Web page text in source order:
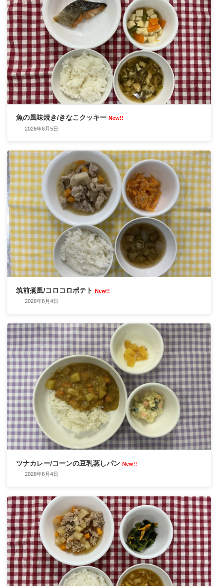
魚の風味焼き/きなこクッキー New!!
2026年8月5日
筑前煮風/コロコロポテト New!!
2026年8月4日
ツナカレー/コーンの豆乳蒸しパン New!!
2026年8月4日